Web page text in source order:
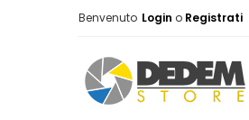
Benvenuto Login o Registrati